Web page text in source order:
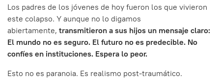
Los padres de los jóvenes de hoy fueron los que vivieron
este colapso. Y aunque no lo digamos
abiertamente, transmitieron a sus hijos un mensaje claro:
El mundo no es seguro. El futuro no es predecible. No
confíes en instituciones. Espera lo peor.
Esto no es paranoia. Es realismo post-traumático.